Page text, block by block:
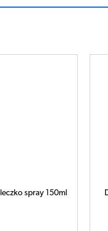
SPF50+ 150ml